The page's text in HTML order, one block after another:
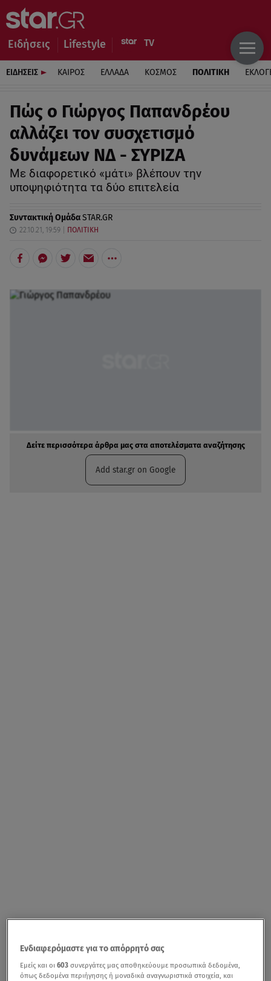
Ειδήσεις Lifestyle
ΕΙΔΗΣΕΙΣ ΚΑΙΡΟΣ ΕΛΛΑΔΑ ΚΟΣΜΟΣ ΠΟΛΙΤΙΚΗ
Πώς ο Γιώργος Παπανδρέου
αλλάζει τον συσχετισμό
δυνάμεων ΝΔ - ΣΥΡΙΖΑ
Με διαφορετικό «μάτι» βλέπουν την
υποψηφιότητα τα δύο επιτελεία
Συντακτική ΟμάδαSTAR.GR
22.10.21, 19:59 ΠΟΛΙΤΙΚΗ
Δείτε περισσότερα άρθρα μας στα αποτελέσματα αναζήτησης
Add star.gr on Google
Ενδιαφερόμαστε για το απόρρητό σας
Εμείς και οι603 συνεργάτες μας αποθηκεύουμε προσωπικά δεδομένα,
όπως δεδομένα περιήγησης ή μοναδικά αναγνωριστικά στοιχεία, και